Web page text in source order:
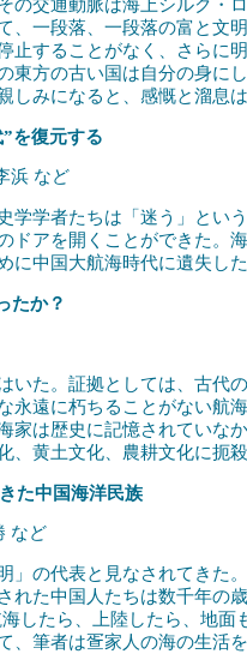
の交通動脈は海上シルク・
、一段落、一段落の富と文
止することがなく、さらに
東方の古い国は自分の身に
しみになると、感慨と溜息
を復元する
浜 など
学学者たちは「迷う」とい
ドアを開くことができた。
に中国大航海時代に遺失し
たか？
いた。証拠としては、古代
永遠に朽ちることがない航
家は歴史に記憶されていな
、黄土文化、農耕文化に扼
た中国海洋民族
など
」の代表と見なされてきた
れた中国人たちは数千年の
したら、上陸したら、地
、筆者は疍家人の海の生活